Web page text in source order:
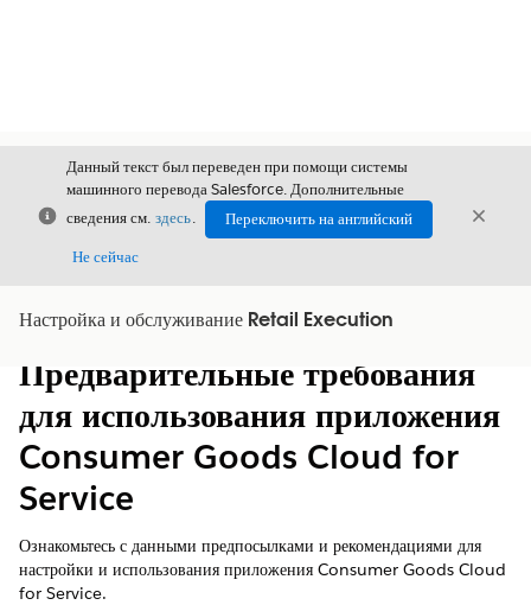
Закрыть
Данный текст был переведен при помощи системы
машинного перевода Salesforce. Дополнительные
сведения см. здесь.
Переключить на английский
Не сейчас
Настройка и обслуживание Retail Execution
Показать содержание
Содержание
Предварительные требования
для использования приложения
Consumer Goods Cloud for
Service
Ознакомьтесь с данными предпосылками и рекомендациями для
настройки и использования приложения Consumer Goods Cloud
for Service.